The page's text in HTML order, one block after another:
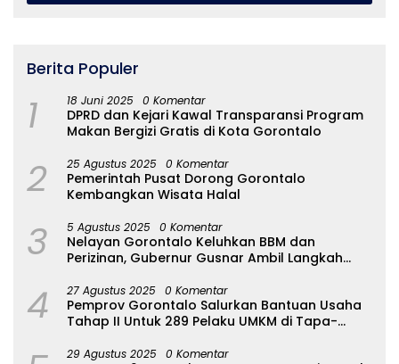
Berita Populer
1 18 Juni 2025 0 Komentar
DPRD dan Kejari Kawal Transparansi Program
Makan Bergizi Gratis di Kota Gorontalo
2 25 Agustus 2025 0 Komentar
Pemerintah Pusat Dorong Gorontalo
Kembangkan Wisata Halal
3 5 Agustus 2025 0 Komentar
Nelayan Gorontalo Keluhkan BBM dan
Perizinan, Gubernur Gusnar Ambil Langkah
4 27 Agustus 2025 0 Komentar
Pemprov Gorontalo Salurkan Bantuan Usaha
Tahap II Untuk 289 Pelaku UMKM di Tapa-
29 Agustus 2025 0 Komentar